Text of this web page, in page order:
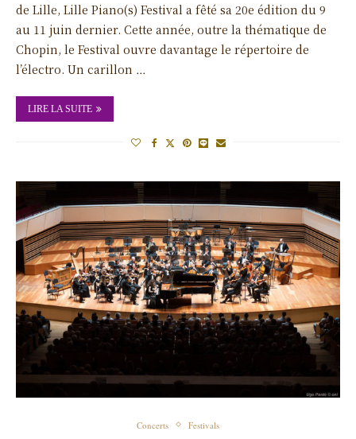
de Lille, Lille Piano(s) Festival a fêté sa 20e édition du 9
au 11 juin dernier. Cette année, outre la thématique de
Chopin, le Festival ouvre davantage le répertoire de
l’électro. Un carillon …
LIRE LA SUITE
Concerts Festivals